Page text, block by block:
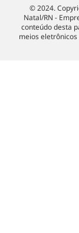
© 2024.
Natal/RN -
conteúdo desta
meios